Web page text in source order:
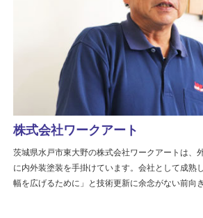
株式会社ワークアート
茨城県水戸市東大野の株式会社ワークアートは、
に内外装塗装を手掛けています。会社として成熟
幅を広げるために」と技術更新に余念がない前向